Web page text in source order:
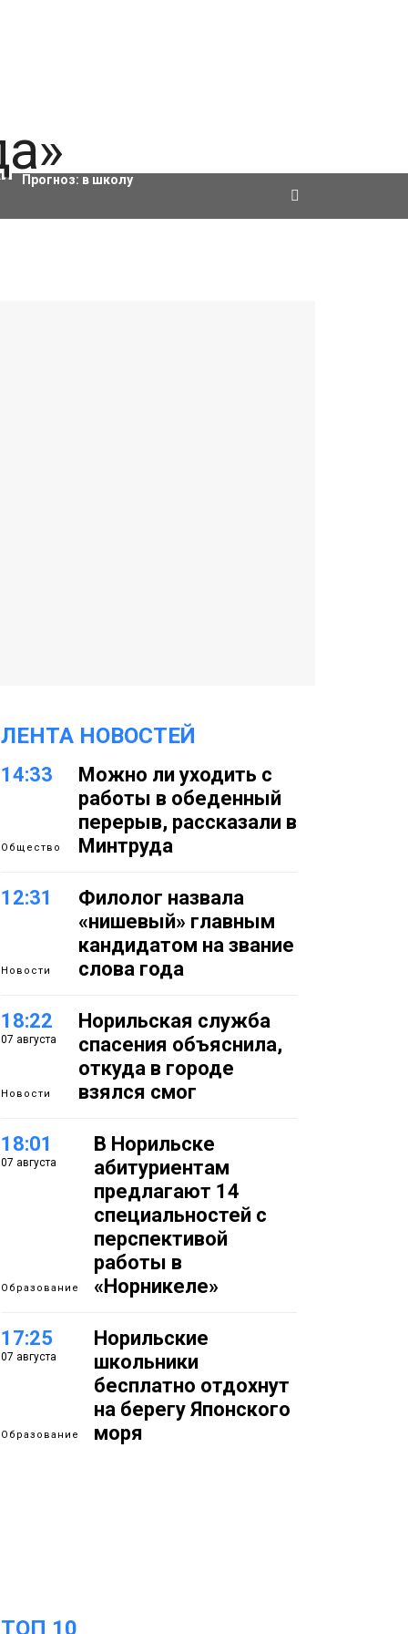
Актировки
Прогноз: в школу
ЛЕНТА НОВОСТЕЙ
14:33
Общество
Можно ли уходить с
работы в обеденный
перерыв, рассказали в
Минтруда
12:31
Новости
Филолог назвала
«нишевый» главным
кандидатом на звание
слова года
18:22
07 августа
Новости
Норильская служба
спасения объяснила,
откуда в городе
взялся смог
18:01
07 августа
Образование
В Норильске
абитуриентам
предлагают 14
специальностей с
перспективой
работы в
«Норникеле»
17:25
07 августа
Образование
Норильские
школьники
бесплатно отдохнут
на берегу Японского
моря
ТОП 10